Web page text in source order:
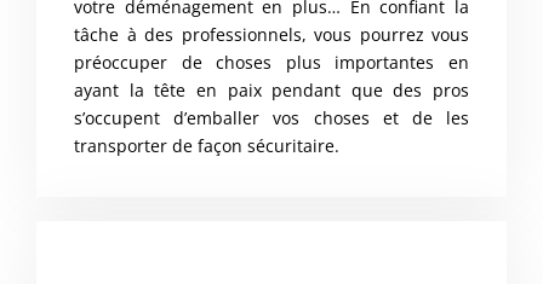
votre déménagement en plus… En confiant la
tâche à des professionnels, vous pourrez vous
préoccuper de choses plus importantes en
ayant la tête en paix pendant que des pros
s’occupent d’emballer vos choses et de les
transporter de façon sécuritaire.